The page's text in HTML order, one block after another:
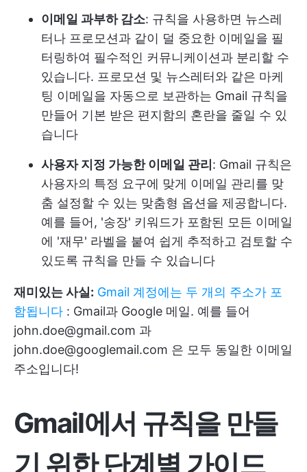
이메일 과부하 감소: 규칙을 사용하면 뉴스레
터나 프로모션과 같이 덜 중요한 이메일을 필
터링하여 필수적인 커뮤니케이션과 분리할 수
있습니다. 프로모션 및 뉴스레터와 같은 마케
팅 이메일을 자동으로 보관하는 Gmail 규칙을
만들어 기본 받은 편지함의 혼란을 줄일 수 있
습니다
사용자 지정 가능한 이메일 관리 : Gmail 규칙은
사용자의 특정 요구에 맞게 이메일 관리를 맞
춤 설정할 수 있는 맞춤형 옵션을 제공합니다.
예를 들어, '송장' 키워드가 포함된 모든 이메일
에 '재무' 라벨을 붙여 쉽게 추적하고 검토할 수
있도록 규칙을 만들 수 있습니다
재미있는 사실: Gmail 계정에는 두 개의 주소가 포
함됩니다 : Gmail과 Google 메일. 예를 들어
john.doe@gmail.com 과
john.doe@googlemail.com 은 모두 동일한 이메일
주소입니다!
Gmail에서 규칙을 만들
기 위한 단계별 가이드